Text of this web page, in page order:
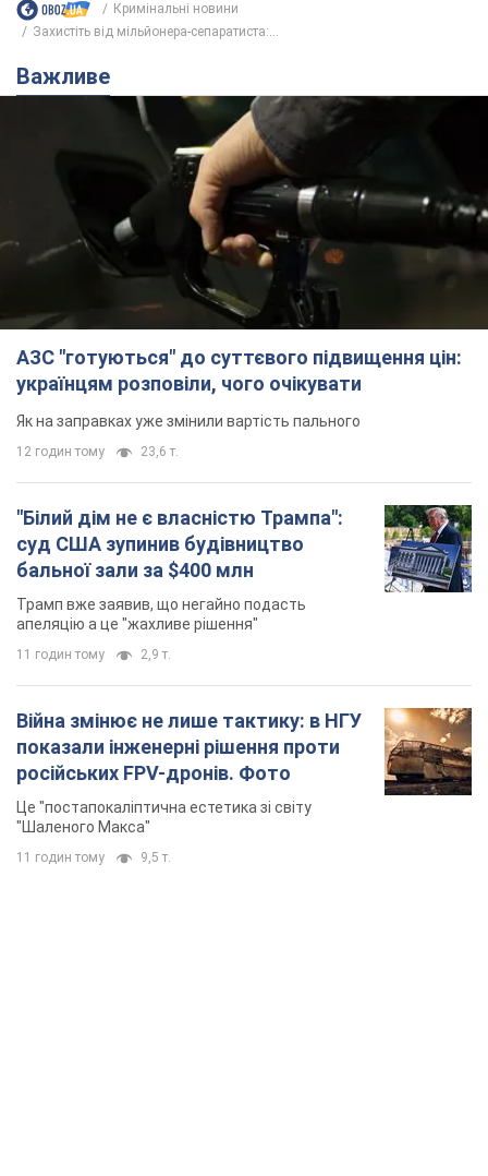
Кримінальні новини
Захистіть від мільйонера-сепаратиста:...
Важливе
АЗС "готуються" до суттєвого підвищення цін:
українцям розповіли, чого очікувати
Як на заправках уже змінили вартість пального
12 годин тому 23,6 т.
"Білий дім не є власністю Трампа":
суд США зупинив будівництво
бальної зали за $400 млн
Трамп вже заявив, що негайно подасть
апеляцію а це "жахливе рішення"
11 годин тому 2,9 т.
Війна змінює не лише тактику: в НГУ
показали інженерні рішення проти
російських FPV-дронів. Фото
Це "постапокаліптична естетика зі світу
"Шаленого Макса"
11 годин тому 9,5 т.